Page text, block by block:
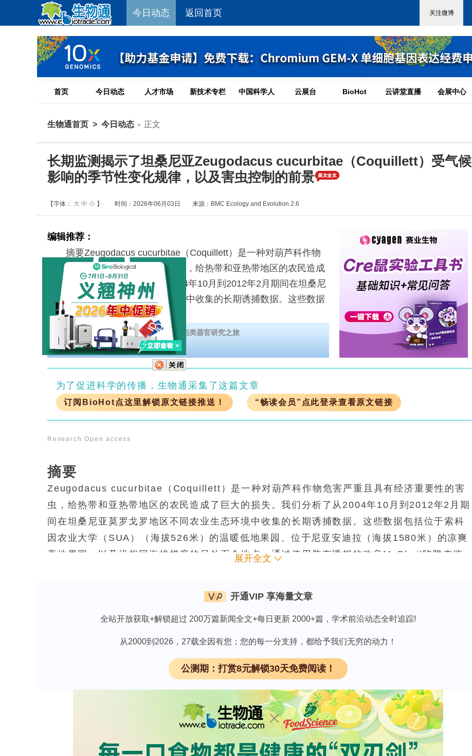
今日动态 返回首页
首页 今日动态 人才市场 新技术专栏 中国科学人 云展台 BioHot 云讲堂直播 会展中心
生物通首页 > 今日动态 > 正文
长期监测揭示了坦桑尼亚Zeugodacus cucurbitae（Coquillett）受气候
影响的季节性变化规律，以及害虫控制的前景
【字体： 大 中 小 】 时间：2026年06月03日 来源：BMC Ecology and Evolution 2.6
编辑推荐：
摘要Zeugodacus cucurbitae（Coquillett）是一种对葫芦科作物
危害严重且具有经济重要性的害虫，给热带和亚热带地区的农民造成
了巨大的损失。我们分析了从2004年10月到2012年2月期间在坦桑尼
亚莫罗戈罗地区不同农业生态环境中收集的长期诱捕数据。这些数据
包
欢迎下载【类器官研究全面解决方案】开启类器官研究之旅
为了促进科学的传播，生物通采集了这篇文章
订阅BioHot点这里解锁原文链接推送！ “畅读会员”点此登录查看原文链接
Research Open access
摘要
Zeugodacus cucurbitae （Coquillett）是一种对葫芦科作物危害严重且具有经济重要性的害
虫，给热带和亚热带地区的农民造成了巨大的损失。我们分析了从2004年10月到2012年2月期
间在坦桑尼亚莫罗戈罗地区不同农业生态环境中收集的长期诱捕数据。这些数据包括位于索科
因农业大学（SUA）（海拔526米）的温暖低地果园、位于尼亚安迪拉（海拔1580米）的凉爽
高地果园，以及沿相同海拔梯度的另外五个地点。通过使用装有诱饵的改良McPhail陷阱来监
p?=?0.7925）。Kibundi和Langali地区的数量呈上升趋势，而SUA和Mlali地区的数
量变化较为不稳定，尼亚安迪拉地区的数量则保持较低水平。数量与海拔呈负相关，与温度呈
正相关（两者的相关性均p?Z. cucurbitae数量的任何稳定增长。
免费索取义翘神州Anti-His 标签单抗详细资料
（Coquillett）是一种对葫芦科作物危害严重且具有经济重要性的害
虫，给热带和亚热带地区的农民造成了巨大的损失。我们分析了从2004年10月到2012年2月期
间在坦桑尼亚莫罗戈罗地区不同农业生态环境中收集的长期诱捕数据。这些数据包括位于索科
展开全文
开通VIP 享海量文章
全站开放获取+解锁超过 200万篇新闻全文+每日更新 2000+篇，学术前沿动态全时追踪!
从2000到2026，27载全因有您；您的每一分支持，都给予我们无穷的动力！
公测期：打赏8元解锁30天免费阅读！